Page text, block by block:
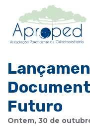
Futuro
Ontem, 30 de